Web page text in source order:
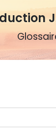
grec du